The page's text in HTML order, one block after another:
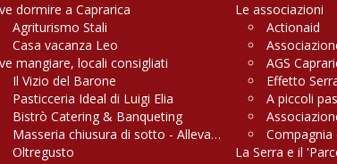
dormire a Caprarica
Agriturismo Stali
Casa vacanza Leo
mangiare, locali consigliati
Il Vizio del Barone
Pasticceria Ideal di Luigi Elia
Bistrò Catering & Banqueting
Masseria chiusura di sotto - Allevamenti, Macelleria e
Oltregusto
Le associazioni
Actionaid
AGS
Effetto
A piccoli
Compagnia
La Serra e il